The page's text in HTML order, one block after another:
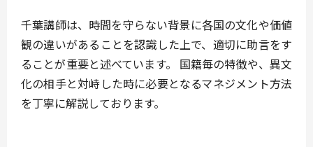
千葉講師は、時間を守らない背景に各国の⽂化や価値
観の違いがあることを認識した上で、適切に助言をす
ることが重要と述べています。 国籍毎の特徴や、異文
化の相手と対峙した時に必要となるマネジメント方法
を丁寧に解説しております。